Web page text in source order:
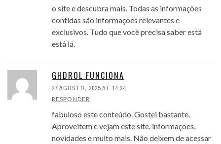
o site e descubra mais. Todas as informações
contidas são informações relevantes e
exclusivos. Tudo que você precisa saber está
está lá.
GHDROL FUNCIONA
27 AGOSTO, 2025 AT 14:24
RESPONDER
fabuloso este conteúdo. Gostei bastante.
Aproveitem e vejam este site. informações,
novidades e muito mais. Não deixem de acessar